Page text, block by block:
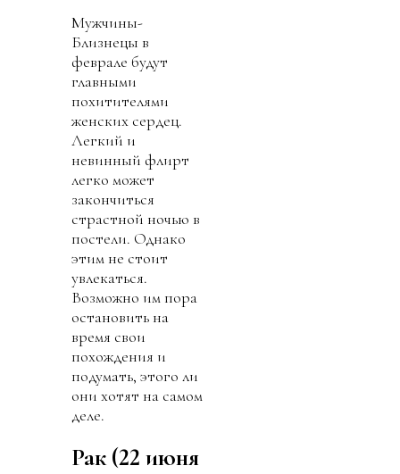
Мужчины-
Близнецы в
феврале будут
главными
похитителями
женских сердец.
Легкий и
невинный флирт
легко может
закончиться
страстной ночью в
постели. Однако
этим не стоит
увлекаться.
Возможно им пора
остановить на
время свои
похождения и
подумать, этого ли
они хотят на самом
деле.
Рак (22 июня